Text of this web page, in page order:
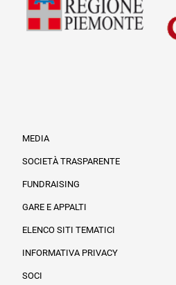
MEDIA
SOCIETÀ TRASPARENTE
FUNDRAISING
GARE E APPALTI
ELENCO SITI TEMATICI
INFORMATIVA PRIVACY
SOCI